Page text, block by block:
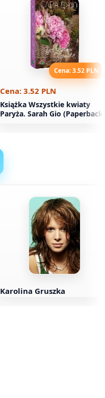
Cena: 3.52 PLN
Cena: 3.52 PLN
Książka Wszystkie kwiaty
Paryża. Sarah Gio (Paperback)
Karolina Gruszka